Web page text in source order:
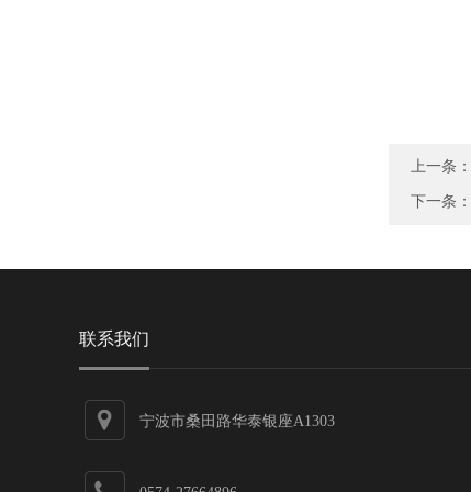
上一条：
下一条：
联系我们
宁波市桑田路华泰银座A1303